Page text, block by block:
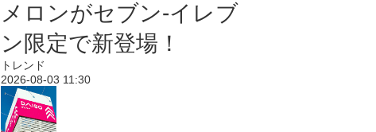
メロンがセブン‐イレブ
ン限定で新登場！
トレンド
2026-08-03 11:30